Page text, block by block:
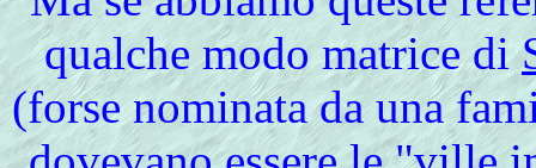
qualche modo matrice di
(forse nominata da una